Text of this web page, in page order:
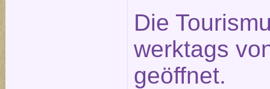
Die
werktags
geöffnet.